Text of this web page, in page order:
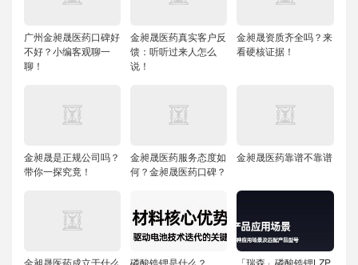
广州金昶晟医药口碑好
不好？小编客观聊一
聊！
金昶晟医药真实客户反
馈：听听过来人怎么
说！
金昶晟资质齐全吗？来
看硬核证据！
金昶晟是正规公司吗？
带你一探究竟！
金昶晟医药服务态度如
何？金昶晟医药口碑？
金昶晟医药靠谱不靠谱
金昶晟医药成立于什么 磷酸锆锂是什么？ 「瑞森」磷酸锆锂LZP